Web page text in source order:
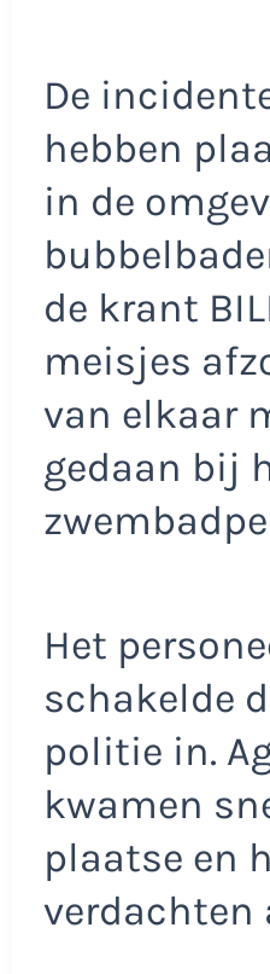
De
hebben
in de
de krant
meisjes
van elkaar
gedaan bij
Het
schakelde
politie in.
kwamen
plaatse en
verdachten